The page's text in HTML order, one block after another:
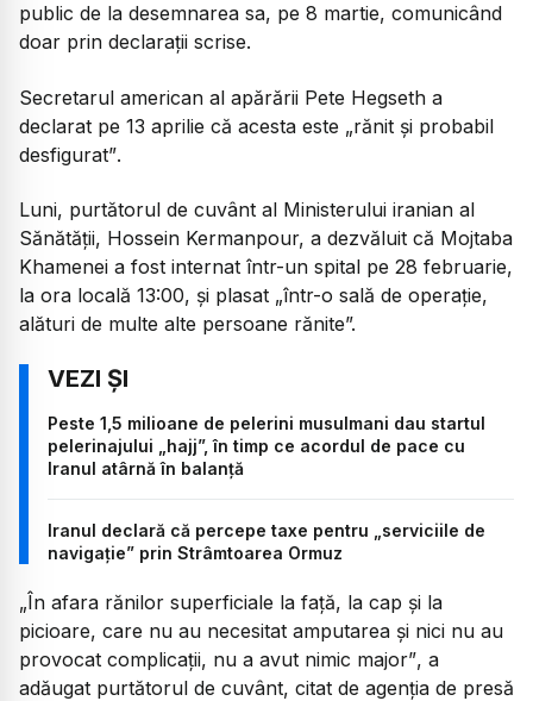
public de la desemnarea sa, pe 8 martie, comunicând
doar prin declarații scrise.
Secretarul american al apărării Pete Hegseth a
declarat pe 13 aprilie că acesta este „rănit și probabil
desfigurat”.
Luni, purtătorul de cuvânt al Ministerului iranian al
Sănătății, Hossein Kermanpour, a dezvăluit că Mojtaba
Khamenei a fost internat într-un spital pe 28 februarie,
la ora locală 13:00, și plasat „într-o sală de operație,
alături de multe alte persoane rănite”.
Peste 1,5 milioane de pelerini musulmani dau startul
pelerinajului „hajj”, în timp ce acordul de pace cu
Iranul atârnă în balanță
Iranul declară că percepe taxe pentru „serviciile de
navigație” prin Strâmtoarea Ormuz
„În afara rănilor superficiale la față, la cap și la
picioare, care nu au necesitat amputarea și nici nu au
provocat complicații, nu a avut nimic major”, a
adăugat purtătorul de cuvânt, citat de agenția de presă